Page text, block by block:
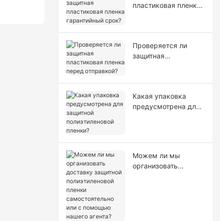
пластиковая пленка
Проверяется ли
защитная
Какая упаковка
предусмотрена для
Можем ли мы
организовать